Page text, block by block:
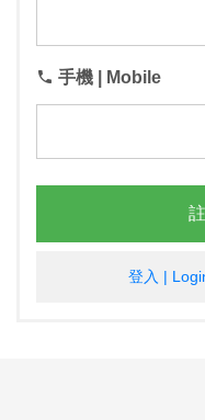
手機 | Mobile
登入 |